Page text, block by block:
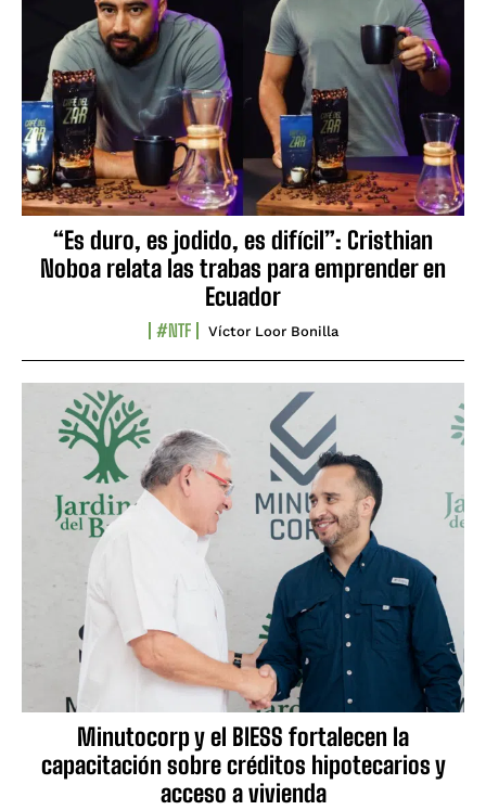
“Es duro, es jodido, es difícil”: Cristhian
Noboa relata las trabas para emprender en
Ecuador
#NTF Víctor Loor Bonilla
Minutocorp y el BIESS fortalecen la
capacitación sobre créditos hipotecarios y
acceso a vivienda